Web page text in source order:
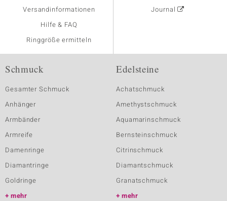
Versandinformationen
Hilfe & FAQ
Ringgröße ermitteln
Journal
Schmuck
Gesamter Schmuck
Anhänger
Armbänder
Armreife
Damenringe
Diamantringe
Goldringe
mehr
Edelsteine
Achatschmuck
Amethystschmuck
Aquamarinschmuck
Bernsteinschmuck
Citrinschmuck
Diamantschmuck
Granatschmuck
mehr